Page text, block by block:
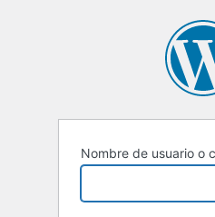
Nombre de usuario o